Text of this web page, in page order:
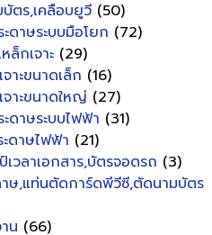
บัตร,เคลือบยูวี (50)
ะดาษระบบมือโยก (72)
ล็กเจาะ (29)
จาะขนาดเล็ก (16)
จาะขนาดใหญ่ (27)
ะดาษระบบไฟฟ้า (31)
ดาษไฟฟ้า (21)
เวลาเอกสาร,บัตรจอดรถ (3)
ษ,แท่นตัดการ์ดพีวีซี,ตัดนามบัตร
น (66)